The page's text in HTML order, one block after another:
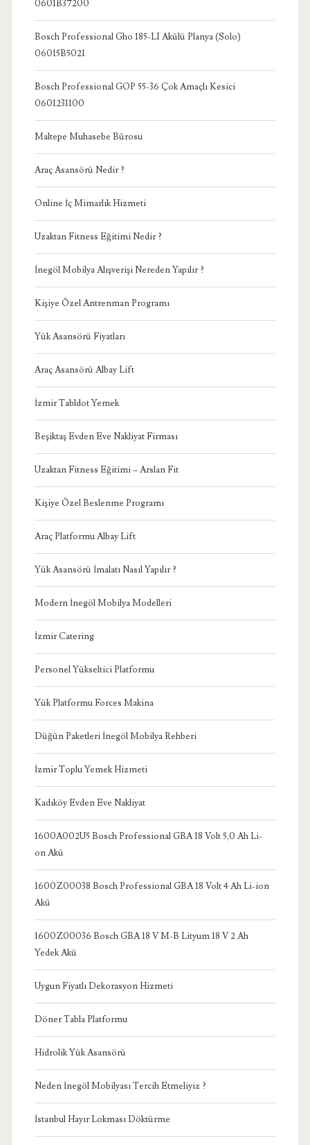
0601B37200
Bosch Professional Gho 185-LI Akülü Planya (Solo)
06015B5021
Bosch Professional GOP 55-36 Çok Amaçlı Kesici
0601231100
Maltepe Muhasebe Bürosu
Araç Asansörü Nedir ?
Online İç Mimarlık Hizmeti
Uzaktan Fitness Eğitimi Nedir ?
İnegöl Mobilya Alışverişi Nereden Yapılır ?
Kişiye Özel Antrenman Programı
Yük Asansörü Fiyatları
Araç Asansörü Albay Lift
İzmir Tabldot Yemek
Beşiktaş Evden Eve Nakliyat Firması
Uzaktan Fitness Eğitimi – Arslan Fit
Kişiye Özel Beslenme Programı
Araç Platformu Albay Lift
Yük Asansörü İmalatı Nasıl Yapılır ?
Modern İnegöl Mobilya Modelleri
İzmir Catering
Personel Yükseltici Platformu
Yük Platformu Forces Makina
Düğün Paketleri İnegöl Mobilya Rehberi
İzmir Toplu Yemek Hizmeti
Kadıköy Evden Eve Nakliyat
1600A002U5 Bosch Professional GBA 18 Volt 5,0 Ah Li-
on Akü
1600Z00038 Bosch Professional GBA 18 Volt 4 Ah Li-ion
Akü
1600Z00036 Bosch GBA 18 V M-B Lityum 18 V 2 Ah
Yedek Akü
Uygun Fiyatlı Dekorasyon Hizmeti
Döner Tabla Platformu
Hidrolik Yük Asansörü
Neden İnegöl Mobilyası Tercih Etmeliyiz ?
İstanbul Hayır Lokması Döktürme